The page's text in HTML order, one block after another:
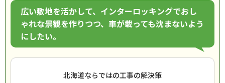
広い敷地を活かして、インターロッキングでおし
ゃれな景観を作りつつ、車が載っても沈まないよう
にしたい。
北海道ならではの工事の解決策